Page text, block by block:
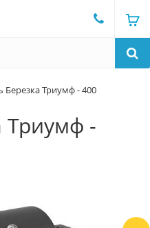
Березка Триумф - 400
Триумф -